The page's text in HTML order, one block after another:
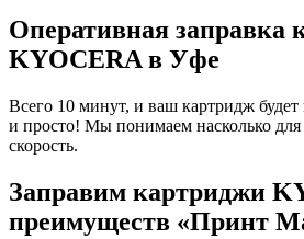
Оперативная заправка
KYOCERA в Уфе
Всего 10 минут, и ваш картридж будет
и просто! Мы понимаем насколько для
скорость.
Заправим картриджи
преимуществ «Принт